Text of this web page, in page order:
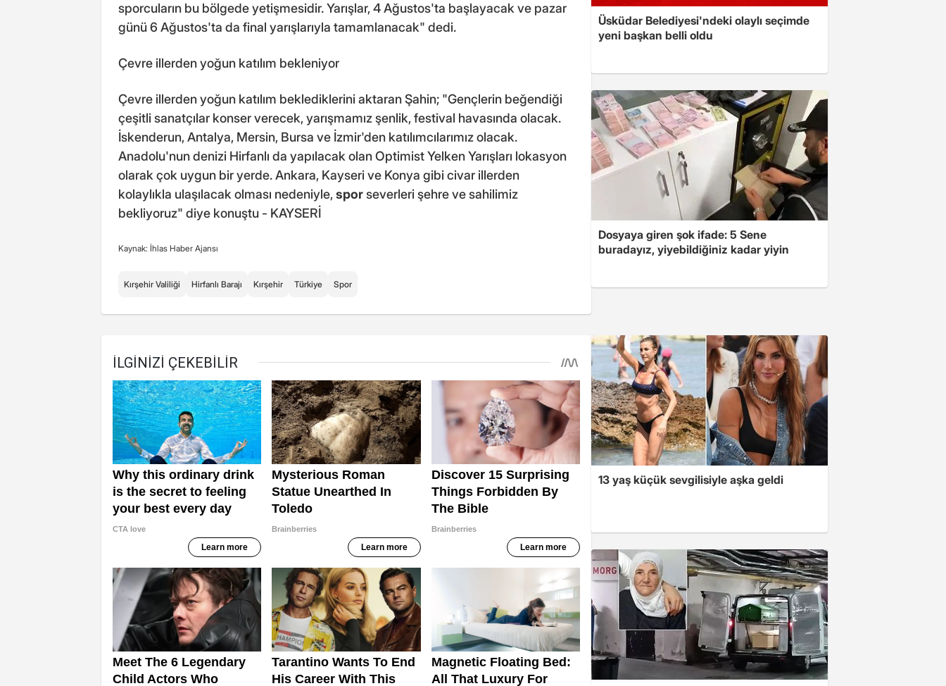
sporcuların bu bölgede yetişmesidir. Yarışlar, 4 Ağustos'ta başlayacak ve pazar
günü 6 Ağustos'ta da final yarışlarıyla tamamlanacak" dedi.
Çevre illerden yoğun katılım bekleniyor
Çevre illerden yoğun katılım beklediklerini aktaran Şahin; "Gençlerin beğendiği
çeşitli sanatçılar konser verecek, yarışmamız şenlik, festival havasında olacak.
İskenderun, Antalya, Mersin, Bursa ve İzmir'den katılımcılarımız olacak.
Anadolu'nun denizi Hirfanlı da yapılacak olan Optimist Yelken Yarışları lokasyon
olarak çok uygun bir yerde. Ankara, Kayseri ve Konya gibi civar illerden
kolaylıkla ulaşılacak olması nedeniyle,sporseverleri şehre ve sahilimiz
bekliyoruz" diye konuştu - KAYSERİ
Kaynak: İhlas Haber Ajansı
Kırşehir Valiliği Hirfanlı Barajı Kırşehir Türkiye Spor
Üsküdar Belediyesi'ndeki olaylı seçimde
yeni başkan belli oldu
Dosyaya giren şok ifade: 5 Sene
buradayız, yiyebildiğiniz kadar yiyin
13 yaş küçük sevgilisiyle aşka geldi